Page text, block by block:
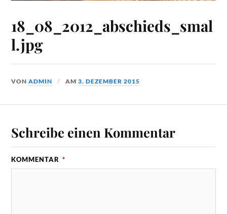
18_08_2012_abschieds_smal
l.jpg
VONADMIN AM3. DEZEMBER 2015
Schreibe einen Kommentar
KOMMENTAR *